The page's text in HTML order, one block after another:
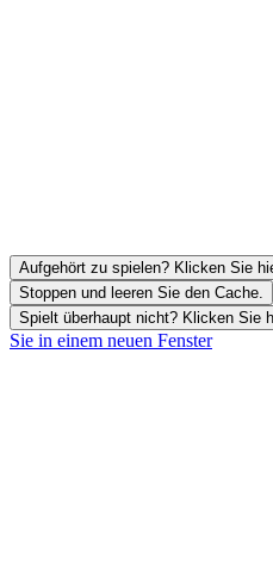
Aufgehört zu spielen? Klicken Sie
Stoppen und leeren Sie den Cache.
Spielt überhaupt nicht? Klicken Sie
Sie in einem neuen Fenster